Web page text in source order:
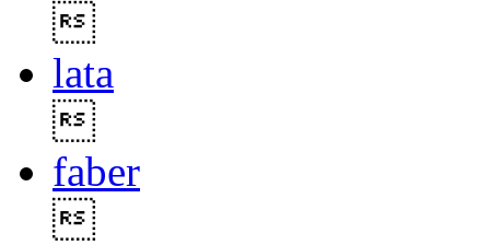
lata
faber